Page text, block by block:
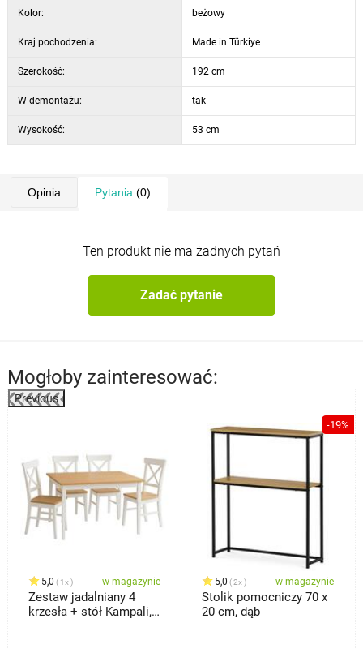
Kolor: beżowy
Kraj pochodzenia: Made in Türkiye
Szerokość: 192 cm
W demontażu: tak
Wysokość: 53 cm
Opinia Pytania (0)
Ten produkt nie ma żadnych pytań
Zadać pytanie
Mogłoby zainteresować:
Previous
5,0 1x w magazynie
Zestaw jadalniany 4
krzesła + stół Kampali,
-19%
5,0 2x w magazynie
Stolik pomocniczy 70 x
20 cm, dąb